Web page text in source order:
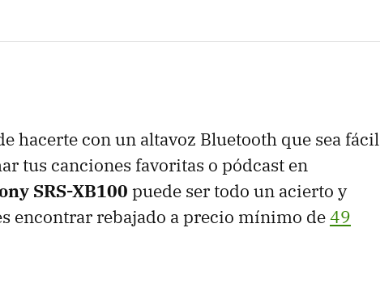
hacerte con un altavoz Bluetooth que sea fácil
tus canciones favoritas o pódcast en
SRS-XB100 puede ser todo un acierto y
encontrar rebajado a precio mínimo de49